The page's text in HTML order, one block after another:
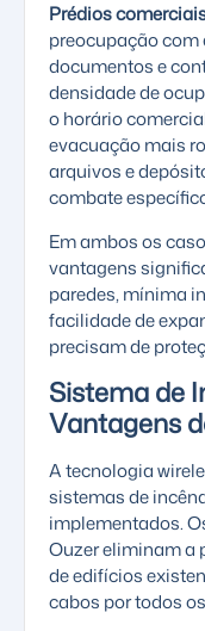
Prédios
preocupação com
documentos e
densidade de
o horário
evacuação mais
arquivos e
combate
Em ambos os
vantagens
paredes, mínima
facilidade de
precisam de
Sistema de
Vantagens
A tecnologia
sistemas de
implementados.
Ouzer eliminam a
de edifícios
cabos por todos